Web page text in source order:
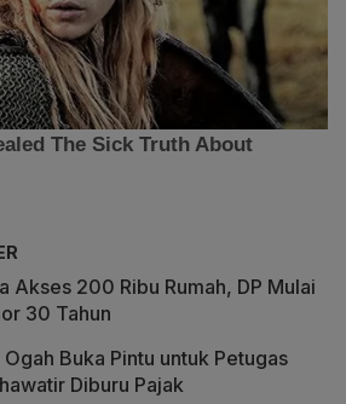
Akses 200 Ribu Rumah, DP Mulai
30 Tahun
Buka Pintu untuk Petugas
Diburu Pajak